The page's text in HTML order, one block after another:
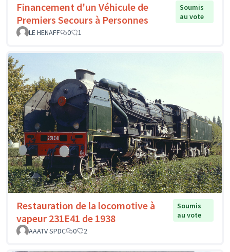
Financement d'un Véhicule de
Premiers Secours à Personnes
Soumis
au vote
LE HENAFF
0 1
Restauration de la locomotive à
vapeur 231E41 de 1938
Soumis
au vote
AAATV SPDC
0 2